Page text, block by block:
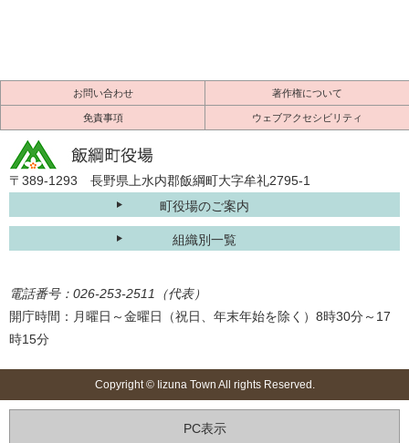
お問い合わせ 著作権について
免責事項 ウェブアクセシビリティ
〒389-1293 長野県上水内郡飯綱町大字牟礼2795-1
町役場のご案内
組織別一覧
電話番号：026-253-2511（代表）
開庁時間：月曜日～金曜日（祝日、年末年始を除く）8時30分～17
時15分
Copyright © Iizuna Town All rights Reserved.
PC表示